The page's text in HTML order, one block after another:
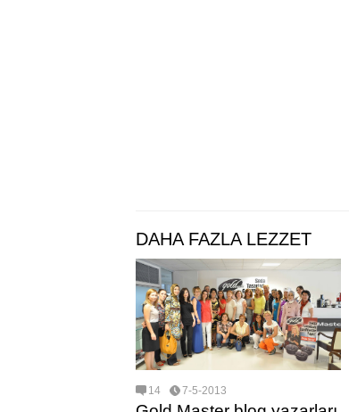
DAHA FAZLA LEZZET
14 7-5-2013